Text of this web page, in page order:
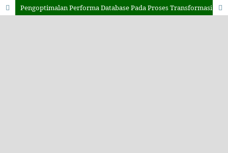
Pengoptimalan Performa Database Pada Proses Transformasi Data Pada SQL Server